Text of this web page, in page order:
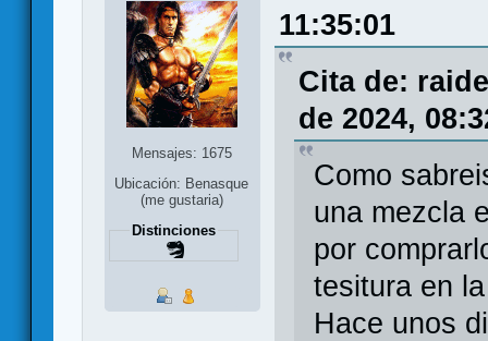
Mensajes: 1675
Ubicación: Benasque
(me gustaria)
Distinciones
11:35:01
Cita de:
de 2024,
Como
una mezcla
por
tesitura en
Hace unos